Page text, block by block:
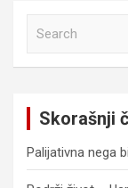
Skorašnji
Palijativna nega